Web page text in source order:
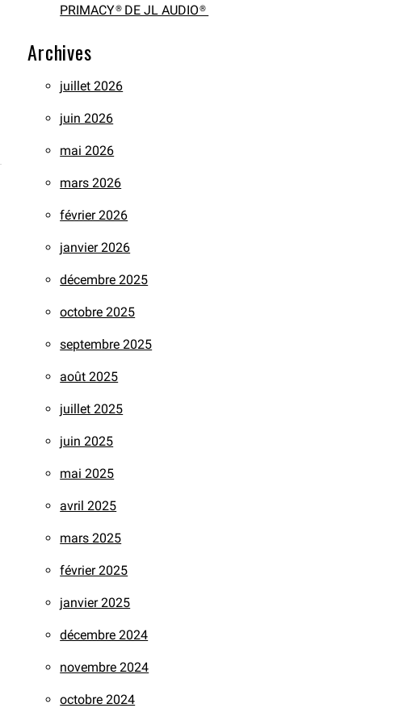
PRIMACY® DE JL AUDIO®
Archives
juillet 2026
juin 2026
mai 2026
mars 2026
février 2026
janvier 2026
décembre 2025
octobre 2025
septembre 2025
août 2025
juillet 2025
juin 2025
mai 2025
avril 2025
mars 2025
février 2025
janvier 2025
décembre 2024
novembre 2024
octobre 2024